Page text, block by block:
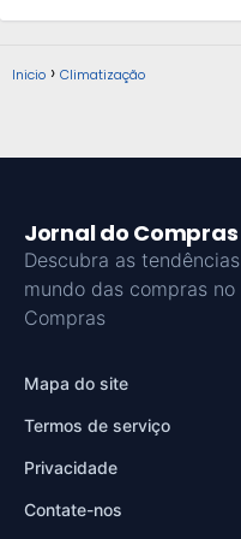
Inicio Climatização
Jornal do Compras
Descubra as
mundo das compras
Compras
Mapa do site
Termos de serviço
Privacidade
Contate-nos